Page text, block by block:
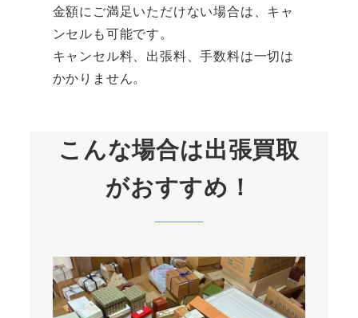
金額にご満足いただけない場合は、キャ
ンセルも可能です。
キャンセル料、出張料、手数料は一切は
かかりません。
こんな場合は出張買取
がおすすめ！